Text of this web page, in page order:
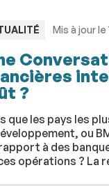
Mis à jour le
?
que les pays les
ou
à des
opérations ? La